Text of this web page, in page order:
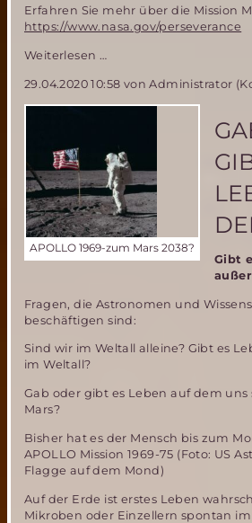
Erfahren Sie mehr über die Mission
https://www.nasa.gov/perseverance
Weiterlesen …
Mars
Rover
Röntgengerät
auf
Fossiliensuche
gehen
29.04.2020 10:58 von Administrator
APOLLO 1969-zum Mars 2038?
Gibt
Fragen, die Astronomen und
beschäftigen sind:
Sind wir im Weltall alleine? Gibt es
im Weltall?
Gab oder gibt es Leben auf dem uns
Mars?
Bisher hat es der Mensch bis zum
APOLLO Mission 1969-75 (Foto: US
Flagge auf dem Mond)
Auf der Erde ist erstes Leben
Mikroben oder Einzellern spontan